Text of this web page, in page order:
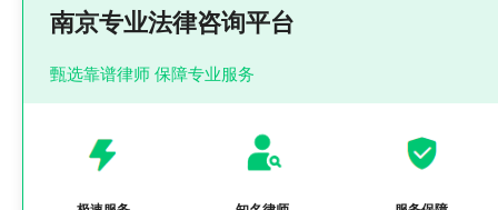
南京专业法律咨询平台
甄选靠谱律师 保障专业服务